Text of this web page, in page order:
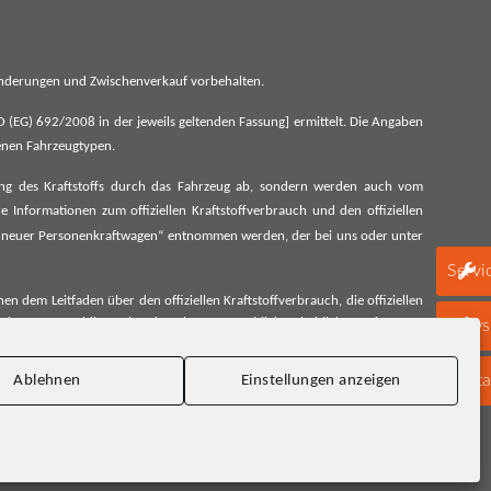
Ablehnen Einstellungen anzeigen
und Zwischenverkauf vorbehalten.
692/2008 in der jeweils geltenden Fassung] ermittelt. Die Angaben
Fahrzeugtypen.
des Kraftstoffs durch das Fahrzeug ab, sondern werden auch vom
Informationen zum offiziellen Kraftstoffverbrauch und den offiziellen
Personenkraftwagen“ entnommen werden, der bei uns oder unter
dem Leitfaden über den offiziellen Kraftstoffverbrauch, die offiziellen
Automobil Treuhand GmbH unentgeltlich erhältlich, sowie unter